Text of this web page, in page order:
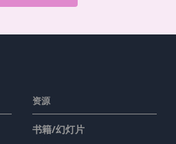
资源
书籍/幻灯片